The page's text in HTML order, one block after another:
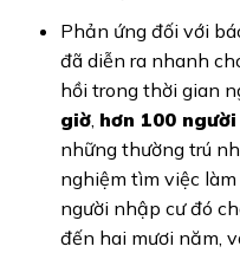
Phản ứng đối với
đã diễn ra nhanh
hồi trong thời gian
giờ, hơn 100 người
những thường trú
nghiệm tìm việc
người nhập cư đó
đến hai mươi năm,